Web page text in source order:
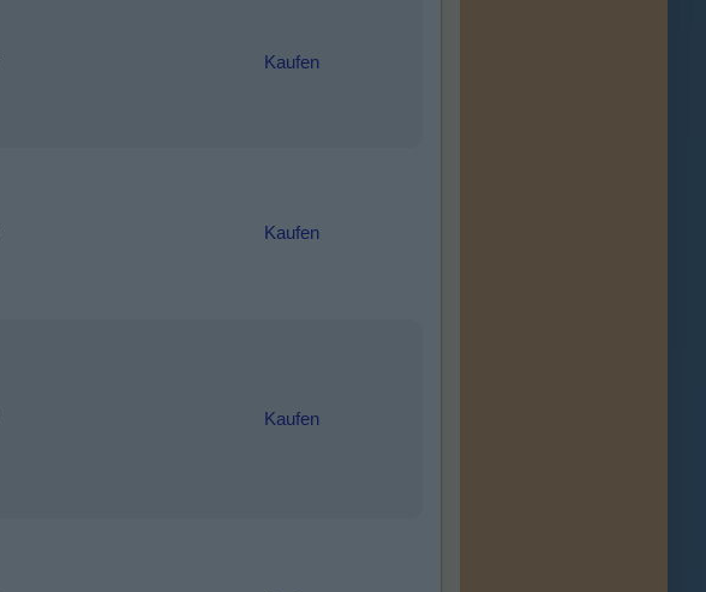
Kaufen
Kaufen
Kaufen